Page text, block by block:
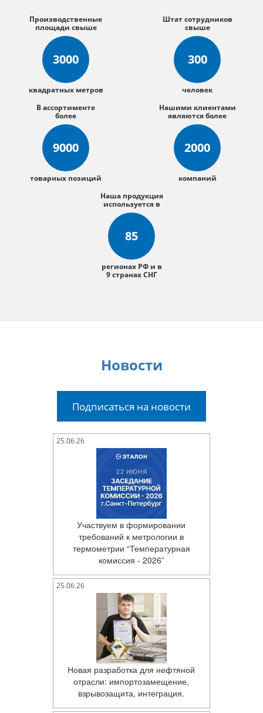
Производственные
площади свыше
3000
квадратных метров
Штат сотрудников
свыше
300
человек
В ассортименте
более
9000
товарных позиций
Нашими клиентами
являются более
2000
компаний
Наша продукция
используется в
85
регионах РФ и в
9 странах СНГ
Новости
Подписаться на новости
25.06.26
Участвуем в формировании
требований к метрологии в
термометрии “Температурная
комиссия - 2026”
25.06.26
Новая разработка для нефтяной
отрасли: импортозамещение,
взрывозащита, интеграция.